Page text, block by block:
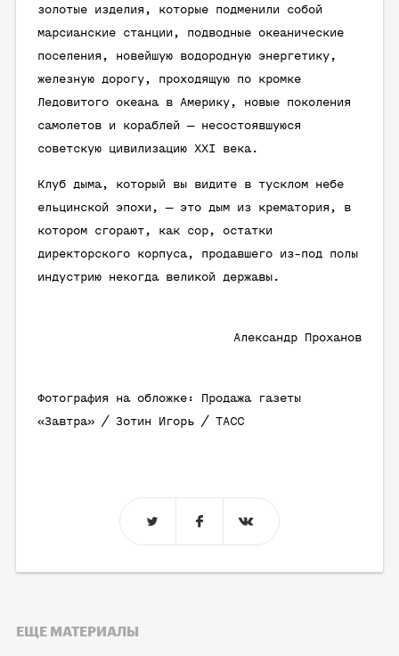
золотые изделия, которые подменили собой
марсианские станции, подводные океанические
поселения, новейшую водородную энергетику,
железную дорогу, проходящую по кромке
Ледовитого океана в Америку, новые поколения
самолетов и кораблей — несостоявшуюся
советскую цивилизацию XXI века.
Клуб дыма, который вы видите в тусклом небе
ельцинской эпохи, — это дым из крематория, в
котором сгорают, как сор, остатки
директорского корпуса, продавшего из-под полы
индустрию некогда великой державы.
Александр Проханов
Фотография на обложке: Продажа газеты
«Завтра» / Зотин Игорь / ТАСС
ЕЩЕ МАТЕРИАЛЫ